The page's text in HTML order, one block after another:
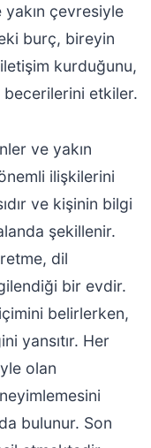
yakın çevresiyle
burç, bireyin
kurduğunu,
becerilerini etkiler.
ve yakın
ilişkilerini
ve kişinin bilgi
şekillenir.
dil
bir evdir.
belirlerken,
yansıtır. Her
olan
bulunur. Son